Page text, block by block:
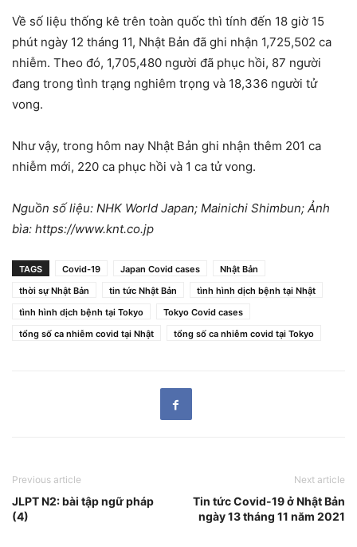
Về số liệu thống kê trên toàn quốc thì tính đến 18 giờ 15
phút ngày 12 tháng 11, Nhật Bản đã ghi nhận 1,725,502 ca
nhiễm. Theo đó, 1,705,480 người đã phục hồi, 87 người
đang trong tình trạng nghiêm trọng và 18,336 người tử
vong.
Như vậy, trong hôm nay Nhật Bản ghi nhận thêm 201 ca
nhiễm mới, 220 ca phục hồi và 1 ca tử vong.
Nguồn số liệu: NHK World Japan; Mainichi Shimbun; Ảnh
bìa: https://www.knt.co.jp
TAGS Covid-19 Japan Covid cases
Nhật Bản
thời sự Nhật Bản
tin tức Nhật Bản
tình hình dịch bệnh tại Nhật
tình hình dịch bệnh tại Tokyo
Tokyo Covid cases
tổng số ca nhiễm covid tại Nhật
tổng số ca nhiễm covid tại Tokyo
Previous article
JLPT N2: bài tập ngữ pháp
(4)
Next article
Tin tức Covid-19 ở Nhật Bản
ngày 13 tháng 11 năm 2021